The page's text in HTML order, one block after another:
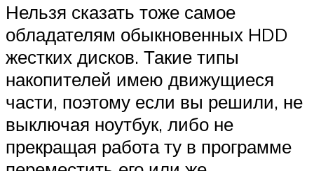
Нельзя сказать тоже самое
обладателям обыкновенных HDD
жестких дисков. Такие типы
накопителей имею движущиеся
части, поэтому если вы решили, не
выключая ноутбук, либо не
прекращая работа ту в программе